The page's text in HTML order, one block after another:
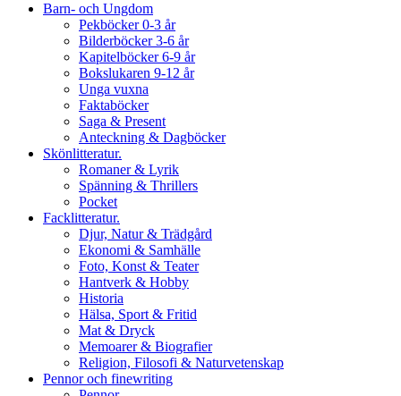
Barn- och Ungdom
Pekböcker 0-3 år
Bilderböcker 3-6 år
Kapitelböcker 6-9 år
Bokslukaren 9-12 år
Unga vuxna
Faktaböcker
Saga & Present
Anteckning & Dagböcker
Skönlitteratur.
Romaner & Lyrik
Spänning & Thrillers
Pocket
Facklitteratur.
Djur, Natur & Trädgård
Ekonomi & Samhälle
Foto, Konst & Teater
Hantverk & Hobby
Historia
Hälsa, Sport & Fritid
Mat & Dryck
Memoarer & Biografier
Religion, Filosofi & Naturvetenskap
Pennor och finewriting